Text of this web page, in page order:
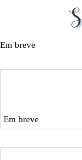
Em breve
Em breve